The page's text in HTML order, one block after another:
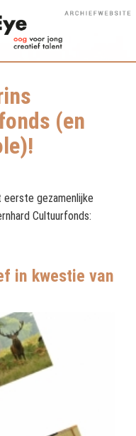
(en
eerste gezamenlijke
Cultuurfonds:
in kwestie van